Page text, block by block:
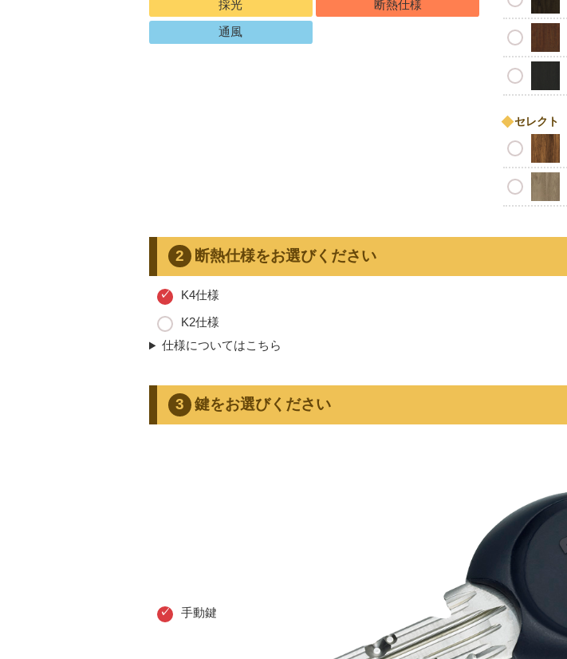
採光
断熱仕様
通風
セレクト
断熱仕様をお選びください
K4仕様
K2仕様
仕様についてはこちら
鍵をお選びください
手動鍵